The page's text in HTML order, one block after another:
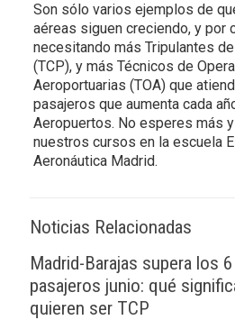
Son sólo varios ejemplos de
aéreas siguen creciendo, y por
necesitando más Tripulantes
(TCP), y más Técnicos de
Aeroportuarias (TOA) que
pasajeros que aumenta cada
Aeropuertos. No esperes más
nuestros cursos en la escuela
Aeronáutica Madrid.
Noticias Relacionadas
Madrid-Barajas supera los
pasajeros junio: qué
quieren ser TCP